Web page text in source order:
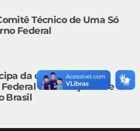
Técnico de Uma Só
Federal
da construção do
de Manejo sobre
Brasil